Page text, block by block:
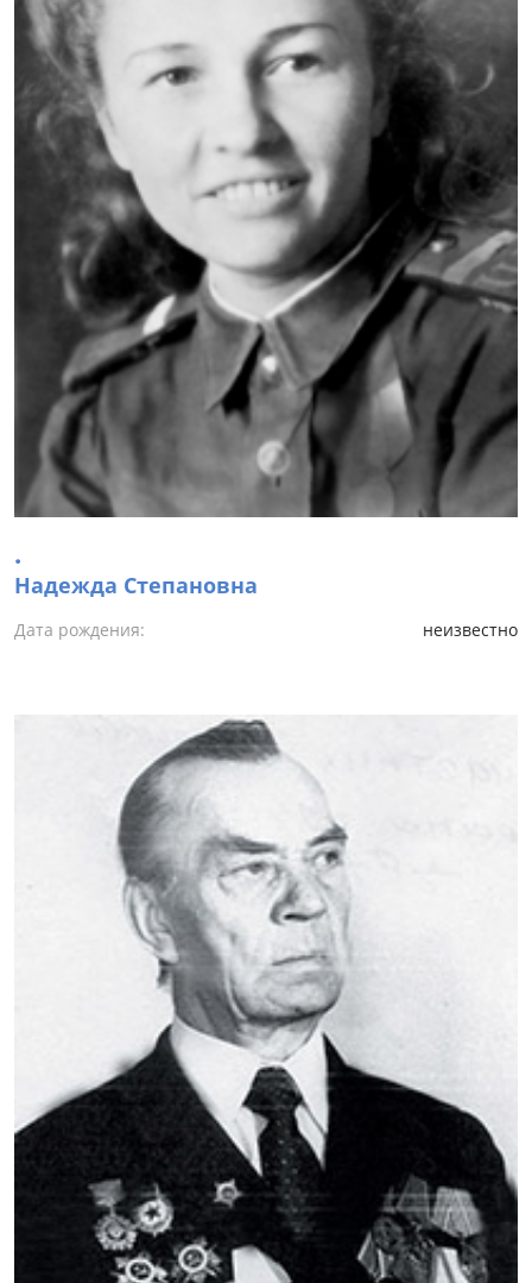
.
Надежда Степановна
Дата рождения: неизвестно